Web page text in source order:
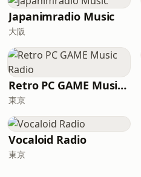
Japanimradio Music
大阪
Retro PC GAME Music Radio
東京
Vocaloid Radio
東京